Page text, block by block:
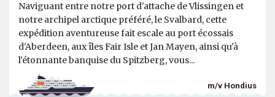
Naviguant entre notre port d'attache de Vlissingen et
notre archipel arctique préféré, le Svalbard, cette
expédition aventureuse fait escale au port écossais
d'Aberdeen, aux îles Fair Isle et Jan Mayen, ainsi qu'à
l'étonnante banquise du Spitzberg, vous...
m/v Hondius